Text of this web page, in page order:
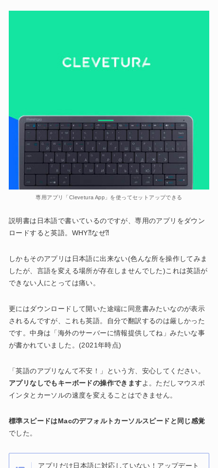
専用アプリ「Clevetura App」を使ってセットアップできる
説明書は日本語で書いているのですが、専用のアプリをダウン
ロードすると英語。WHY⁈なぜ⁈
しかもそのアプリは日本語に出来ない(色んな所を操作してみま
したが、言語を変える場所が存在しませんでした)これは英語が
できない人にとっては痛い。
更にはダウンロードして開いた途端に同意書みたいなのが表示
されるんですが、これも英語。自分で翻訳するのは厳しかった
です。中身は「海外のサーバーに情報提供してね」みたいな事
が書かれていました。(2021年時点)
「英語のアプリなんて不安！」という方、安心してください。
アプリなしでもキーボードの操作できますよ。ただしマウスポ
インタとカーソルの速度を変えることはできません。
標準スピードはMacのデフォルトカーソルスピードと同じ感覚
でした。
アプリだけ日本語に対応していない！アップデート